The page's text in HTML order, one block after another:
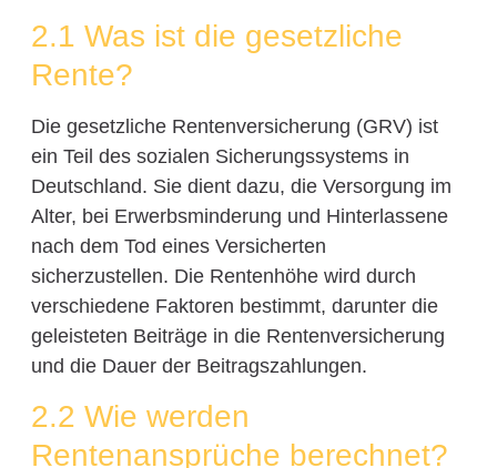
2.1 Was ist die gesetzliche
Rente?
Die gesetzliche Rentenversicherung (GRV) ist
ein Teil des sozialen Sicherungssystems in
Deutschland. Sie dient dazu, die Versorgung im
Alter, bei Erwerbsminderung und Hinterlassene
nach dem Tod eines Versicherten
sicherzustellen. Die Rentenhöhe wird durch
verschiedene Faktoren bestimmt, darunter die
geleisteten Beiträge in die Rentenversicherung
und die Dauer der Beitragszahlungen.
2.2 Wie werden
Rentenansprüche berechnet?